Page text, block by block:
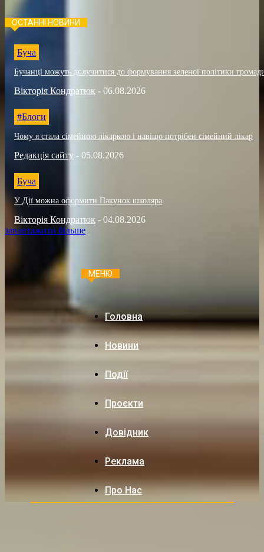
ОСТАННІ НОВИНИ
Буча
Бучанці можуть долучитися до формування зеленої політики
Вікторія Кондратюк - 06.08.2026
#Блоги
Чому я стала сімейною лікаркою і навіщо потрібен сімейний лікар
Редакція сайту - 05.08.2026
Буча
У Дії можна оформити Пакунок школяра
Вікторія Кондратюк - 04.08.2026
завантажити більше
МЕНЮ
Головна
Новини
Події
Проєкти
Довідник
Реклама
Про Нас